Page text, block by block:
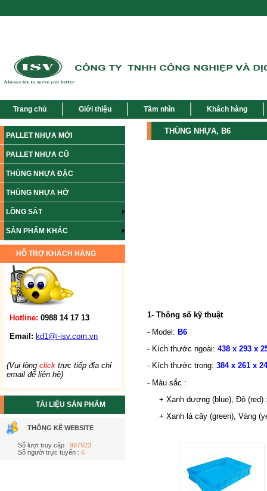
Trang chủ Giới thiệu Tầm nhìn Khách hàng
PALLET NHỰA MỚI
PALLET NHỰA CŨ
THÙNG NHỰA ĐẶC
THÙNG NHỰA HỞ
LỒNG SẮT
SẢN PHẨM KHÁC
HỖ TRỢ KHÁCH HÀNG
Hotline: 0988 14 17 13
Email: kd1@i-isv.com.vn
(Vui lòng click trực tiếp địa chỉ
email để liên hệ)
TÀI LIỆU SẢN PHẨM
THỐNG KÊ WEBSITE
Số lượt truy cập : 997923
Số người trực tuyến : 6
THÙNG NHỰA, B6
1- Thông số kỹ thuật
- Model: B6
- Kích thước ngoài: 438 x 293 x
- Kích thước trong: 384 x 261 x
- Màu sắc :
+ Xanh dương (blue), Đỏ (red)
+ Xanh lá cây (green), Vàng